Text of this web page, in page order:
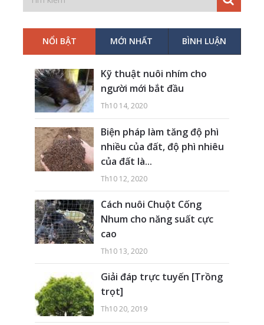
NỔI BẬT MỚI NHẤT BÌNH LUẬN
Kỹ thuật nuôi nhím cho
người mới bắt đầu
Th10 14, 2020
Biện pháp làm tăng độ phì
nhiều của đất, độ phì nhiêu
của đất là...
Th10 12, 2020
Cách nuôi Chuột Cống
Nhum cho năng suất cực
cao
Th10 13, 2020
Giải đáp trực tuyến [Trồng
trọt]
Th10 20, 2019